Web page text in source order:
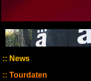
News
Tourdaten